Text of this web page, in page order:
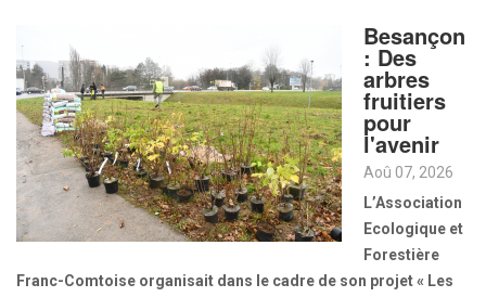
Besançon
: Des
arbres
fruitiers
pour
l'avenir
Aoû 07, 2026
L’Association
Ecologique et
Forestière
Franc-Comtoise organisait dans le cadre de son projet « Les